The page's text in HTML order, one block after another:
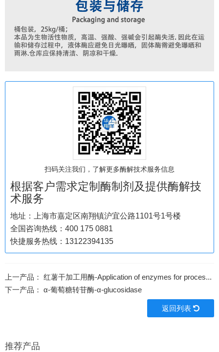
扫码关注我们，了解更多酶解技术服务信息
根据客户需求定制酶制剂及提供酶解技
术服务
地址：上海市嘉定区南翔镇沪宜公路1101号1号楼
全国咨询热线：400 175 0881
快捷服务热线：13122394135
上一产品： 红薯干加工用酶-Application of enzymes for proces...
下一产品： α-葡萄糖转苷酶-α-glucosidase
返回列表
推荐产品